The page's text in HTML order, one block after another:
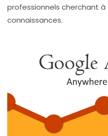
professionnels cherchant à
connaissances.